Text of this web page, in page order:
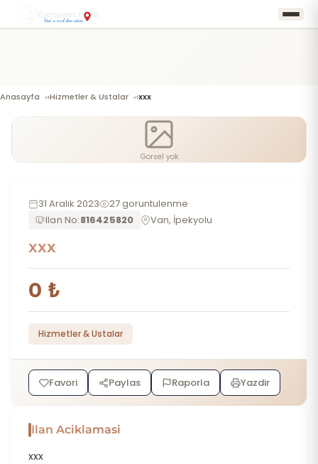
Anasayfa ›Hizmetler & Ustalar ›xxx
Gorsel yok
31 Aralık 2023
27 goruntulenme
Ilan No:816425820 Van, İpekyolu
xxx
0 ₺
Hizmetler & Ustalar
Favori Paylas Raporla Yazdir
Ilan Aciklamasi
xxx